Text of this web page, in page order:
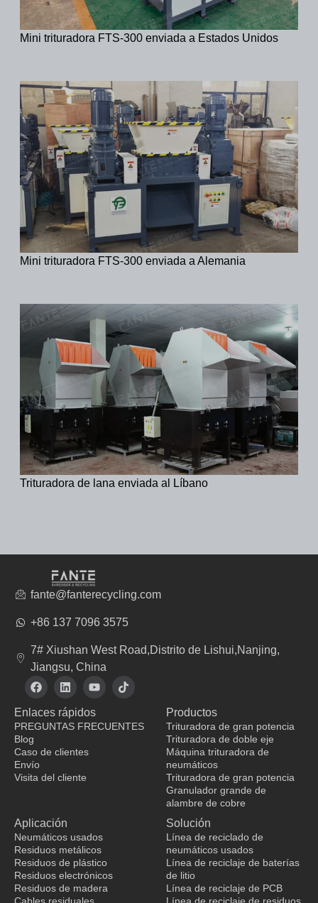
Mini trituradora FTS-300 enviada a Estados Unidos
Mini trituradora FTS-300 enviada a Alemania
Trituradora de lana enviada al Líbano
fante@fanterecycling.com
+86 137 7096 3575
7# Xiushan West Road,Distrito de Lishui,Nanjing,
Jiangsu, China
F
a
e
b
o
k
L
i
n
k
e
i
Y
o
t
u
T
i
o
Enlaces rápidos
PREGUNTAS FRECUENTES
Blog
Caso de clientes
Envío
Visita del cliente
Productos
Trituradora de gran potencia
Trituradora de doble eje
Máquina trituradora de
neumáticos
Trituradora de gran potencia
Granulador grande de
alambre de cobre
Aplicación
Neumáticos usados
Residuos metálicos
Residuos de plástico
Residuos electrónicos
Residuos de madera
Solución
Línea de reciclado de
neumáticos usados
Línea de reciclaje de baterías
de litio
Línea de reciclaje de PCB